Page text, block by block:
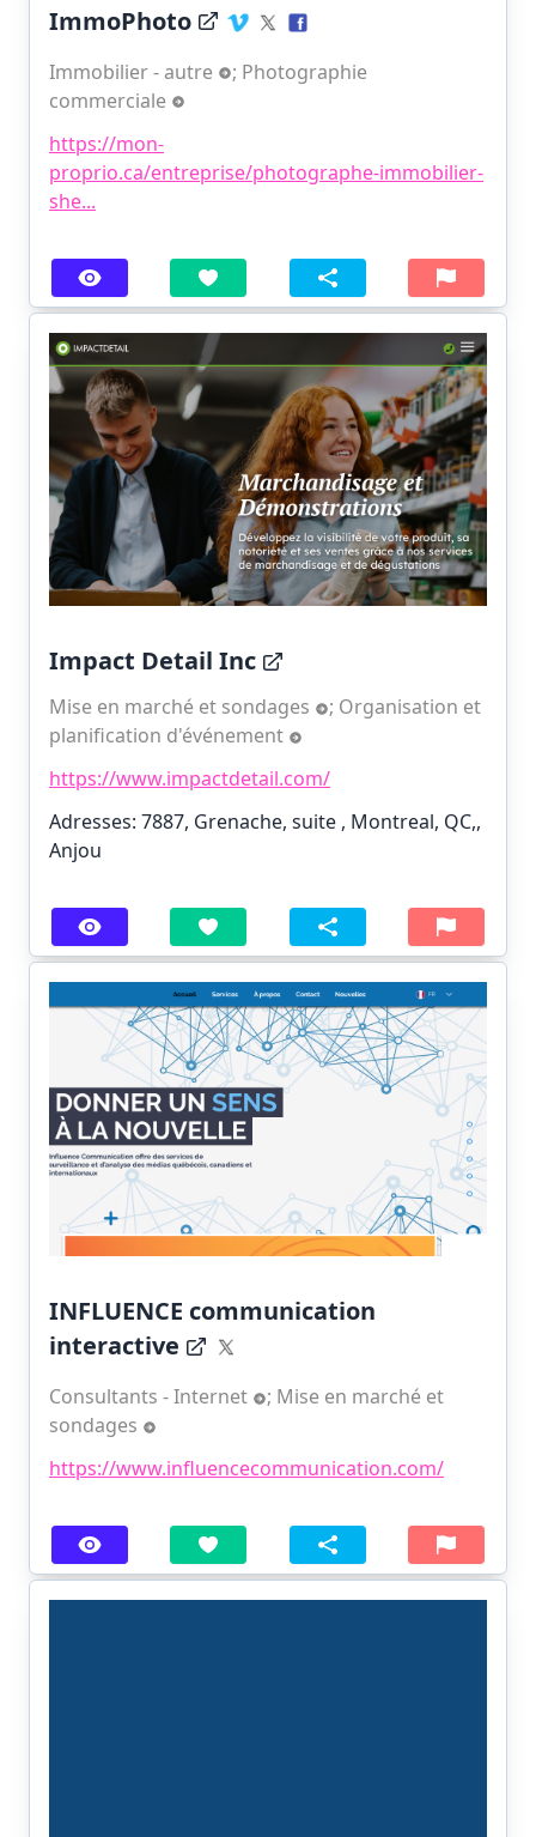
ImmoPhoto
Immobilier - autre ; Photographie
commerciale
https://mon-
proprio.ca/entreprise/photographe-immobilier-
she...
Impact Detail Inc
Mise en marché et sondages ; Organisation et
planification d'événement
https://www.impactdetail.com/
Adresses: 7887, Grenache, suite , Montreal, QC,,
Anjou
INFLUENCE communication
interactive
Consultants - Internet ; Mise en marché et
sondages
https://www.influencecommunication.com/